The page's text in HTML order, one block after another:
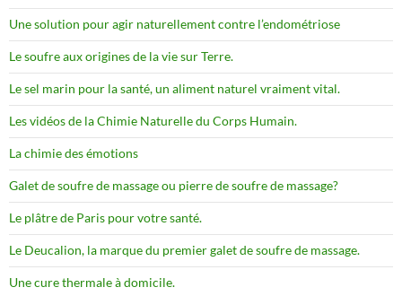
Une solution pour agir naturellement contre l’endométriose
Le soufre aux origines de la vie sur Terre.
Le sel marin pour la santé, un aliment naturel vraiment vital.
Les vidéos de la Chimie Naturelle du Corps Humain.
La chimie des émotions
Galet de soufre de massage ou pierre de soufre de massage?
Le plâtre de Paris pour votre santé.
Le Deucalion, la marque du premier galet de soufre de massage.
Une cure thermale à domicile.